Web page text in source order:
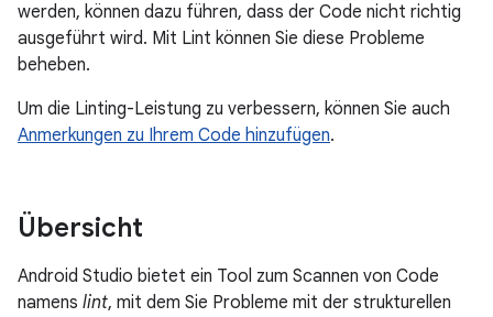
werden, können dazu führen, dass der Code nicht richtig
ausgeführt wird. Mit Lint können Sie diese Probleme
beheben.
Um die Linting-Leistung zu verbessern, können Sie auch
Anmerkungen zu Ihrem Code hinzufügen.
Übersicht
Android Studio bietet ein Tool zum Scannen von Code
namens lint, mit dem Sie Probleme mit der strukturellen